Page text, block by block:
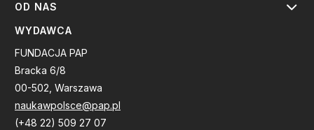
OD NAS
WYDAWCA
FUNDACJA PAP
Bracka 6/8
00-502, Warszawa
naukawpolsce@pap.pl
(+48 22) 509 27 07